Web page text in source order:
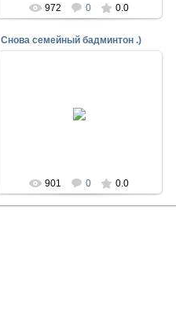
972 0 0.0
Снова семейный бадминтон .)
901 0 0.0